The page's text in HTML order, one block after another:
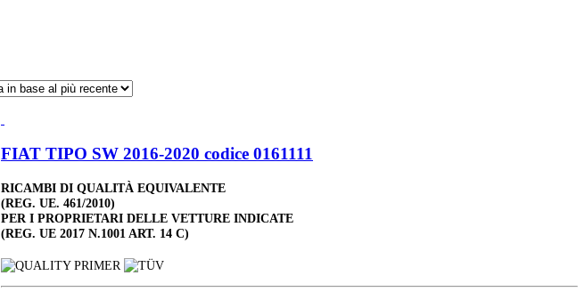
FIAT TIPO SW 2016-2020 codice 0161111
RICAMBI DI QUALITÀ EQUIVALENTE
(REG. UE. 461/2010)
PER I PROPRIETARI DELLE VETTURE INDICATE
(REG. UE 2017 N.1001 ART. 14 C)